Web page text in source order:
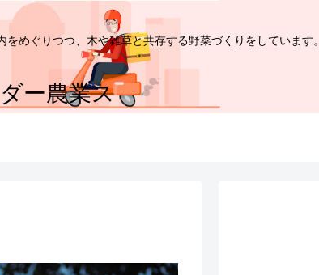
めぐりつつ、木や雑草と共存する野菜づくりをしています。
ー農業ス